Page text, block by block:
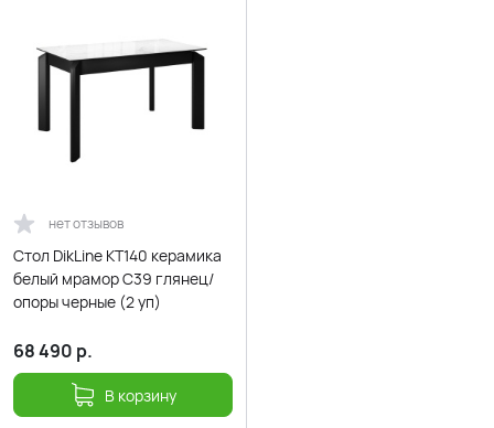
нет отзывов
Стол DikLine KT140 керамика
белый мрамор С39 глянец/
опоры черные (2 уп)
68 490 р.
В корзину